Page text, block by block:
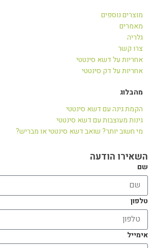
מוצרים נוספים
מאמרים
גלריה
צרו קשר
אחריות על דשא סינטטי
אחריות על דק סינטטי
מהבלוג
הקמת גינה עם דשא סינטטי
גינות מעוצבות עם דשא סינטטי
מי חשוב יותר? שואב דשא סינטטי או מבריש?
השאירו הודעה
שם
טלפון
אימייל